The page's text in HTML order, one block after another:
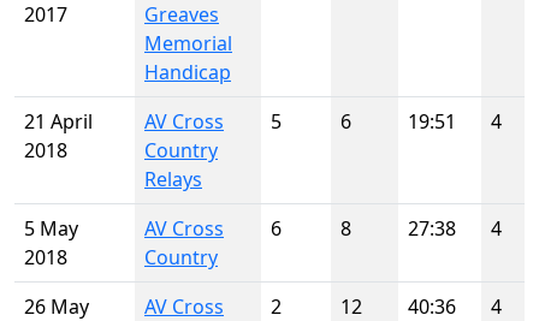
2017
Greaves
Memorial
Handicap
21 April
2018
AV Cross
Country
Relays
5 6 19:51 4
5 May
2018
AV Cross
Country
6 8 27:38 4
26 May
AV Cross
2 12 40:36 4